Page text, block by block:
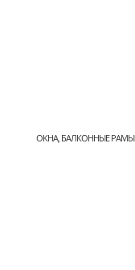
ОКНА, БАЛКОННЫЕ РАМЫ